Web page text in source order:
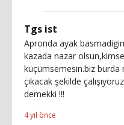
Tgs ist
Apronda ayak
kazada nazar
küçümsemesin.biz burda
çıkacak şekilde
demekki !!!
4 yıl önce